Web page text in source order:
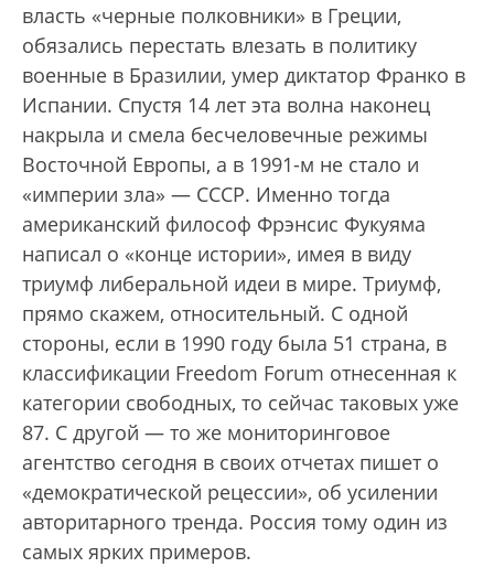
власть «черные полковники» в Греции,
обязались перестать влезать в политику
военные в Бразилии, умер диктатор Франко в
Испании. Спустя 14 лет эта волна наконец
накрыла и смела бесчеловечные режимы
Восточной Европы, а в 1991-м не стало и
«империи зла» — СССР. Именно тогда
американский философ Фрэнсис Фукуяма
написал о «конце истории», имея в виду
триумф либеральной идеи в мире. Триумф,
прямо скажем, относительный. С одной
стороны, если в 1990 году была 51 страна, в
классификации Freedom Forum отнесенная к
категории свободных, то сейчас таковых уже
87. С другой — то же мониторинговое
агентство сегодня в своих отчетах пишет о
«демократической рецессии», об усилении
авторитарного тренда. Россия тому один из
самых ярких примеров.